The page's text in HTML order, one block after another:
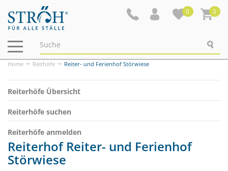
0 0
Navigation
ein-/ausblenden
Home Reithöfe Reiter- und Ferienhof Störwiese
Reiterhöfe Übersicht
Reiterhöfe suchen
Reiterhöfe anmelden
Reiterhof Reiter- und Ferienhof
Störwiese